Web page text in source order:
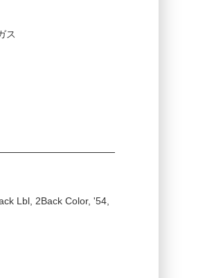
ス
Lbl, 2Back Color, '54,